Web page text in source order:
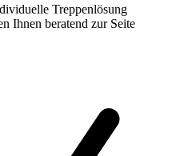
Treppenlösung
Ihnen beratend zur Seite